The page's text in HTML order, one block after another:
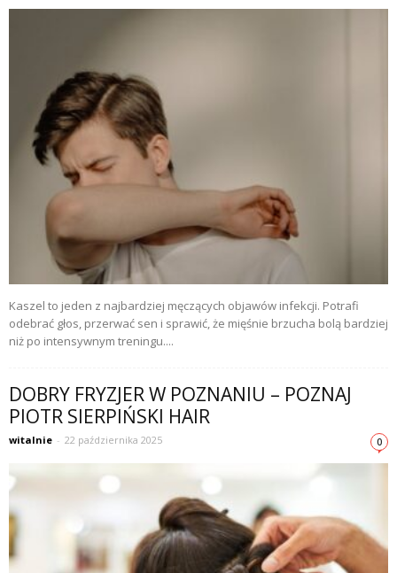
Kaszel to jeden z najbardziej męczących objawów infekcji. Potrafi
odebrać głos, przerwać sen i sprawić, że mięśnie brzucha bolą bardziej
niż po intensywnym treningu....
DOBRY FRYZJER W POZNANIU – POZNAJ
PIOTR SIERPIŃSKI HAIR
witalnie - 22 października 2025 0